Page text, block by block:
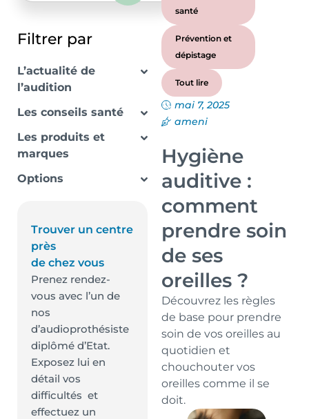
Filtrer par
L’actualité de
l’audition
Les conseils santé
Les produits et
marques
Options
Trouver un centre
près
de chez vous
Prenez rendez-
vous avec l’un de
nos
d’audioprothésiste
diplômé d’Etat.
Exposez lui en
détail vos
difficultés et
effectuez un
santé
Prévention et
dépistage
Tout lire
mai 7, 2025
ameni
Hygiène
auditive :
comment
prendre soin
de ses
oreilles ?
Découvrez les règles
de base pour prendre
soin de vos oreilles au
quotidien et
chouchouter vos
oreilles comme il se
doit.